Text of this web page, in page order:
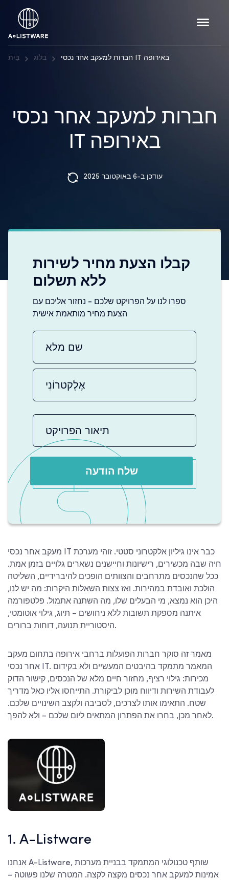
בַּיִת בלוג חברות למעקב אחר נכסי IT באירופה
חברות למעקב אחר נכסי
IT באירופה
עודכן ב-6 באוקטובר 2025
קבלו הצעת מחיר לשירות
ללא תשלום
ספרו לנו על הפרויקט שלכם - נחזור אליכם עם
הצעת מחיר מותאמת אישית
שלח הודעה
מעקב אחר נכסי IT כבר אינו גיליון אלקטרוני סטטי. זוהי מערכת
חיה שבה מכשירים, רישיונות וחיישנים נשארים גלויים בזמן אמת.
ככל שהנכסים מתרחבים והצוותים הופכים להיברידיים, השליטה
הולכת ואובדת במהירות. ואז צצות השאלות היקרות: מה יש לנו,
היכן הוא נמצא, מי הבעלים שלו, מה השתנה אתמול. פלטפורמה
איתנה מספקת תשובות ללא ניחושים – תיוג, גילוי אוטומטי,
היסטוריית תנועה, דוחות ברורים.
מאמר זה סוקר חברות הפועלות ברחבי אירופה בתחום מעקב
אחר נכסי IT. המאמר מתמקד בהיבטים המעשיים ולא בקידום
מכירות: גילוי רציף, מחזור חיים מלא של הנכסים, קישור הדוק
לעבודת השירות ודיווח מוכן לביקורת. התייחסו אליו כאל מדריך
שטח. התאימו אותו לצרכים, לסביבה ולקצב השינויים שלכם.
לאחר מכן, בחרו את הפתרון המתאים ליום שלכם – ולא להפך.
1. A-Listware
אנחנו A-Listware, שותף טכנולוגי המתמקד בבניית מערכות
אמינות למעקב אחר נכסים מקצה לקצה. המטרה שלנו פשוטה –